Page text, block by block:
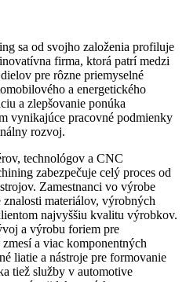
sa od svojho založenia profiluje
firma, ktorá patrí medzi
pre rôzne priemyselné
a energetického
a zlepšovanie ponúka
vynikajúce pracovné podmienky
rozvoj.
technológov a CNC
zabezpečuje celý proces od
Zamestnanci vo výrobe
znalosti materiálov, výrobných
najvyššiu kvalitu výrobkov.
a výrobu foriem pre
a viac komponentných
liatie a nástroje pre formovanie
tiež služby v automotive